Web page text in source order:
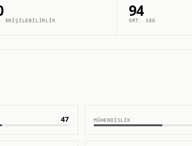
ERIŞILEBILIRLIK
94
ORT. SEO
47 MÜHENDISLIK